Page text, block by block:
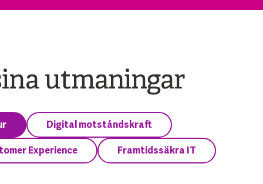
utmaningar
Digital motståndskraft
Experience Framtidssäkra IT